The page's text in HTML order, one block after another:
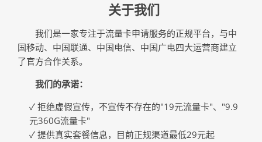
关于我们
我们是一家专注于流量卡申请服务的正规平台，与中
国移动、中国联通、中国电信、中国广电四大运营商建立
了官方合作关系。
我们的承诺：
✓ 拒绝虚假宣传，不宣传不存在的"19元流量卡"、"9.9
元360G流量卡"
✓ 提供真实套餐信息，目前正规渠道最低29元起